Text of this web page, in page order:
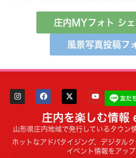
庄内MYフォト シェ
風景写真投稿フ
庄内を楽しむ情
山形県庄内地域で発行しているタウン
ホットなアドバタイジング、デジタル
イベント情報をアッ